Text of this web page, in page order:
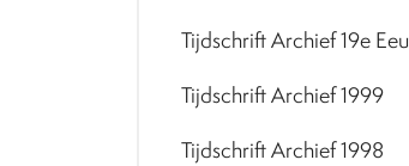
Tijdschrift Archief 19e
Tijdschrift Archief 1999
Tijdschrift Archief 1998